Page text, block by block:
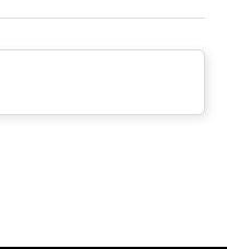
刷機能に対応しま